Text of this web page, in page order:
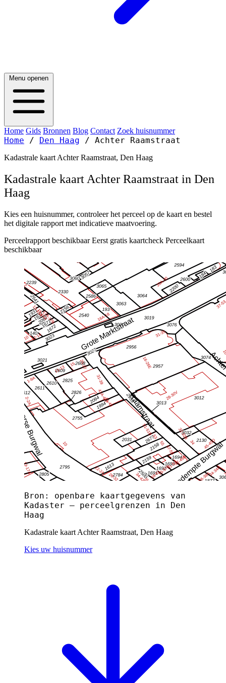
Menu openen
Home Gids Bronnen Blog Contact Zoek huisnummer
Home / Den Haag / Achter Raamstraat
Kadastrale kaart Achter Raamstraat, Den Haag
Kadastrale kaart Achter Raamstraat in Den
Haag
Kies een huisnummer, controleer het perceel op de kaart en bestel
het digitale rapport met indicatieve maatvoering.
Perceelrapport beschikbaar Eerst gratis kaartcheck Perceelkaart
beschikbaar
Bron: openbare kaartgegevens van
Kadaster — perceelgrenzen in Den
Haag
Kadastrale kaart Achter Raamstraat, Den Haag
Kies uw huisnummer